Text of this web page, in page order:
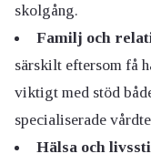
skolgång.
Familj och
särskilt eftersom få
viktigt med stöd
specialiserade
Hälsa och